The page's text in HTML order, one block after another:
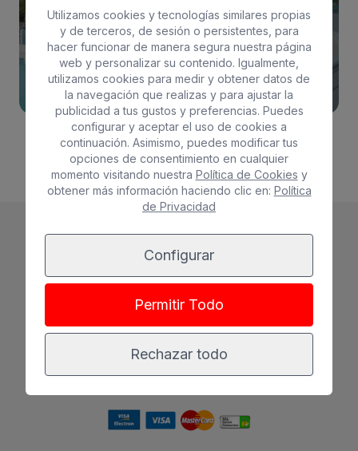
Piscina
Bull Costa Canaria
& Spa
10
Solarium
Bull Costa Canaria
& Spa
4
Utilizamos cookies y tecnologías similares propias
y de terceros, de sesión o persistentes, para
hacer funcionar de manera segura nuestra página
web y personalizar su contenido. Igualmente,
utilizamos cookies para medir y obtener datos de
la navegación que realizas y para ajustar la
publicidad a tus gustos y preferencias. Puedes
configurar y aceptar el uso de cookies a
continuación. Asimismo, puedes modificar tus
opciones de consentimiento en cualquier
momento visitando nuestra Política de Cookies y
obtener más información haciendo clic en: Política
de Privacidad
Configurar
Permitir Todo
Rechazar todo